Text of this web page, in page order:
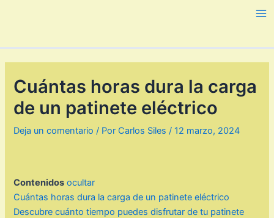
Cuántas horas dura la carga
de un patinete eléctrico
Deja un comentario / Por Carlos Siles/12 marzo, 2024
Contenidos ocultar
Cuántas horas dura la carga de un patinete eléctrico
Descubre cuánto tiempo puedes disfrutar de tu patinete